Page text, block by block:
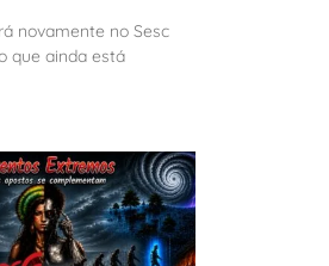
novamente no Sesc
que ainda está